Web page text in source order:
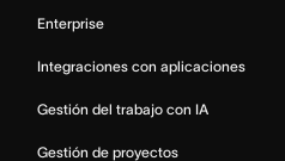
Enterprise
Integraciones con aplicaciones
Gestión del trabajo con IA
Gestión de proyectos